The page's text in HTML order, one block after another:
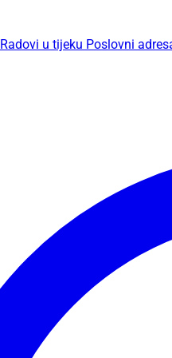
Radovi u tijeku Poslovni